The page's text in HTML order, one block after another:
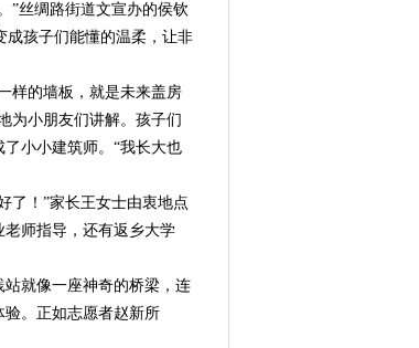
”丝绸路街道文宣办的侯钦
成孩子们能懂的温柔，让非
样的墙板，就是未来盖房
为小朋友们讲解。孩子们
小小建筑师。“我长大也
！”家长王女士由衷地点
师指导，还有返乡大学
就像一座神奇的桥梁，连
。正如志愿者赵新所